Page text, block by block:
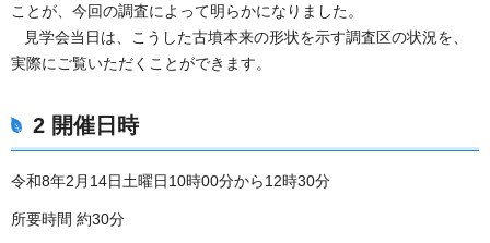
ことが、今回の調査によって明らかになりました。
見学会当日は、こうした古墳本来の形状を示す調査区の状況を、
実際にご覧いただくことができます。
2 開催日時
令和8年2月14日土曜日10時00分から12時30分
所要時間 約30分